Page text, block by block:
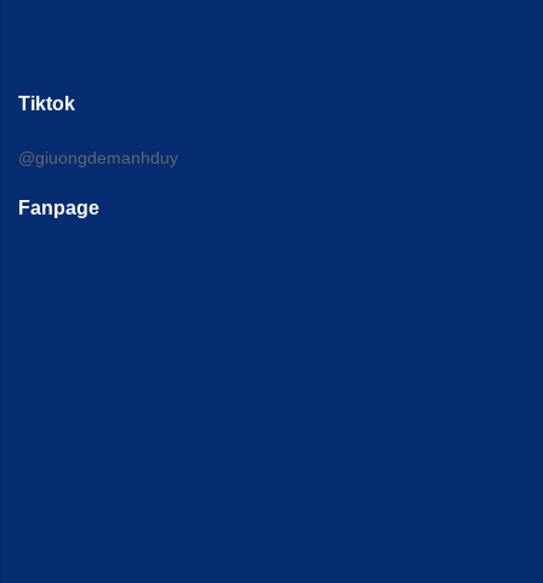
Tiktok
@giuongdemanhduy
Fanpage